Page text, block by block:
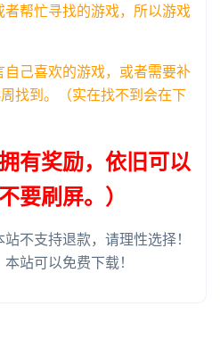
帮忙寻找的游戏，所以游戏
己喜欢的游戏，或者需要补
找到。（实在找不到会在下
有奖励，依旧可以
要刷屏。）
不支持退款，请理性选择！
站可以免费下载！